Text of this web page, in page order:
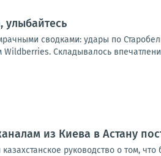
улыбайтесь
сводками: удары по
Складывалось
из Киева в Астану
руководство о том,